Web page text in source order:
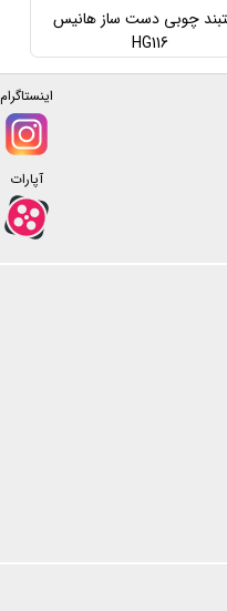
چوبی دست ساز هانیس
HG116
اینستاگرام
آپارات